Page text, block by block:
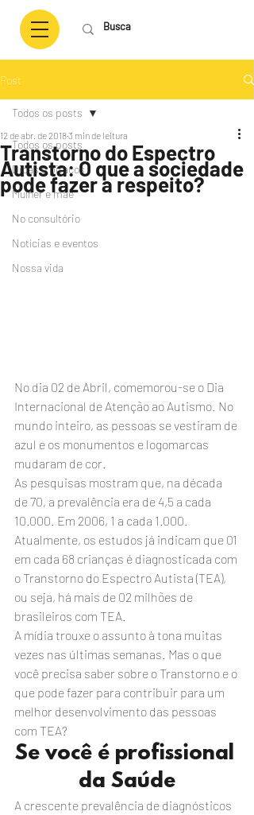
Post
Todos os posts
Dicas e pitacos
Mulher e mãe
No consultório
Notícias e eventos
Nossa vida
Todos os posts
Transtorno do Espectro
Autista: O que a sociedade
pode fazer a respeito?
12 de abr. de 20183 min de leitura
No dia 02 de Abril, comemorou-se o Dia
Internacional de Atenção ao Autismo. No
mundo inteiro, as pessoas se vestiram de
azul e os monumentos e logomarcas
mudaram de cor.
As pesquisas mostram que, na década
de 70, a prevalência era de 4,5 a cada
10.000. Em 2006, 1 a cada 1.000.
Atualmente, os estudos já indicam que 01
em cada 68 crianças é diagnosticada com
o Transtorno do Espectro Autista (TEA),
ou seja, há mais de 02 milhões de
brasileiros com TEA.
A mídia trouxe o assunto à tona muitas
vezes nas últimas semanas. Mas o que
você precisa saber sobre o Transtorno e o
que pode fazer para contribuir para um
melhor desenvolvimento das pessoas
com TEA?
Se você é profissional
da Saúde
A crescente prevalência de diagnósticos